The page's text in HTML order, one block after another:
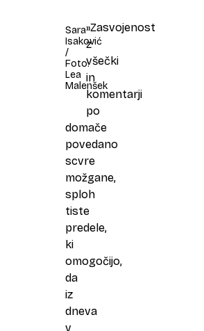
Sara
Isaković
/
Foto:
Lea
Malenšek
»Zasvojenost
z
všečki
in
komentarji
po
domače
povedano
scvre
možgane,
sploh
tiste
predele,
ki
omogočijo,
da
iz
dneva
v